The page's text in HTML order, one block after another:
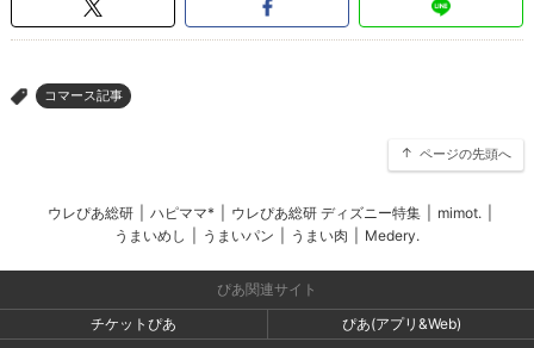
> コマース記事
ページの先頭へ
ウレぴあ総研 ハピママ* ウレぴあ総研 ディズニー特集 mimot.
うまいめし
うまいパン うまい肉 Medery.
ぴあ関連サイト
チケットぴあ
ぴあ(アプリ&Web)